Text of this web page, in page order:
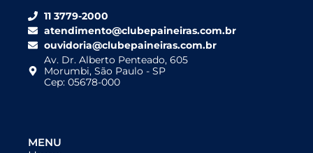
11 3779-2000
atendimento@clubepaineiras.com.br
ouvidoria@clubepaineiras.com.br
Av. Dr. Alberto Penteado, 605
Morumbi, São Paulo - SP
Cep: 05678-000
MENU